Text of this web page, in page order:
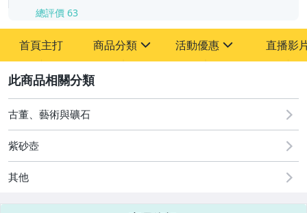
總評價 63
首頁主打 商品分類
圖書/影音/文具
原創設計良品
居家、家具與園藝
活動優惠
[全店] 粉絲專享
[全店] 週年慶
直播影
古董、藝術與礦石
紫砂壺
其他